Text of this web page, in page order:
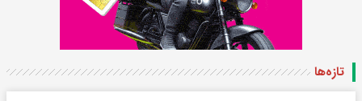
تازه‌ها